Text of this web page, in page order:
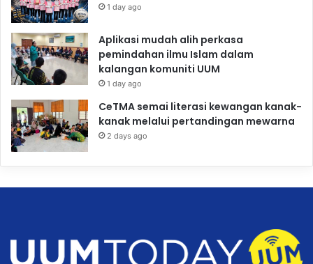
1 day ago
Aplikasi mudah alih perkasa
pemindahan ilmu Islam dalam
kalangan komuniti UUM
1 day ago
CeTMA semai literasi kewangan kanak-
kanak melalui pertandingan mewarna
2 days ago